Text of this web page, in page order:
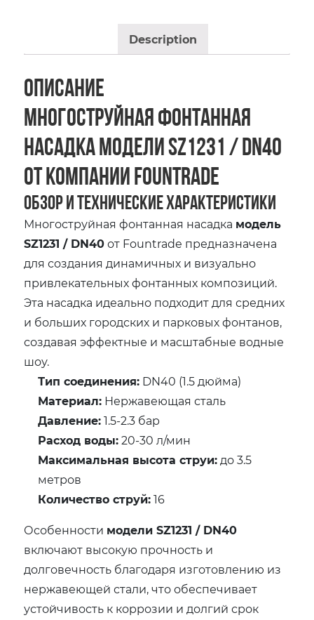
Description
Описание
Многоструйная фонтанная
насадка модели SZ1231 / DN40
от компании Fountrade
Обзор и технические характеристики
Многоструйная фонтанная насадка модель
SZ1231 / DN40от Fountrade предназначена
для создания динамичных и визуально
привлекательных фонтанных композиций.
Эта насадка идеально подходит для средних
и больших городских и парковых фонтанов,
создавая эффектные и масштабные водные
шоу.
Тип соединения: DN40 (1.5 дюйма)
Материал: Нержавеющая сталь
Давление:1.5-2.3 бар
Расход воды:20-30 л/мин
Максимальная высота струи:до 3.5
метров
Количество струй:16
Особенности модели SZ1231 / DN40
включают высокую прочность и
долговечность благодаря изготовлению из
нержавеющей стали, что обеспечивает
устойчивость к коррозии и долгий срок